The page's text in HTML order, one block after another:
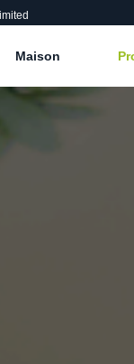
Maison